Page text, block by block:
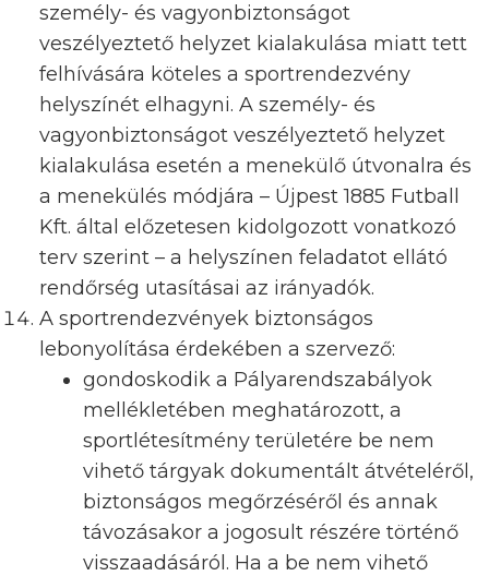
személy- és vagyonbiztonságot
veszélyeztető helyzet kialakulása miatt tett
felhívására köteles a sportrendezvény
helyszínét elhagyni. A személy- és
vagyonbiztonságot veszélyeztető helyzet
kialakulása esetén a menekülő útvonalra és
a menekülés módjára – Újpest 1885 Futball
Kft. által előzetesen kidolgozott vonatkozó
terv szerint – a helyszínen feladatot ellátó
rendőrség utasításai az irányadók.
A sportrendezvények biztonságos
lebonyolítása érdekében a szervező:
gondoskodik a Pályarendszabályok
mellékletében meghatározott, a
sportlétesítmény területére be nem
vihető tárgyak dokumentált átvételéről,
biztonságos megőrzéséről és annak
távozásakor a jogosult részére történő
visszaadásáról. Ha a be nem vihető